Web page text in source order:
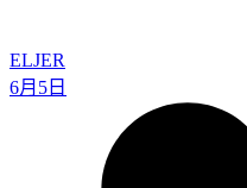
ELJER
6月5日